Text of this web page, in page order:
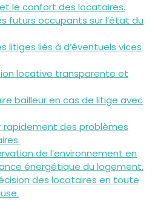
le confort des locataires.
futurs occupants sur l’état du
litiges liés à d’éventuels vices
locative transparente et
bailleur en cas de litige avec
des problèmes
de l’environnement en
énergétique du logement.
des locataires en toute